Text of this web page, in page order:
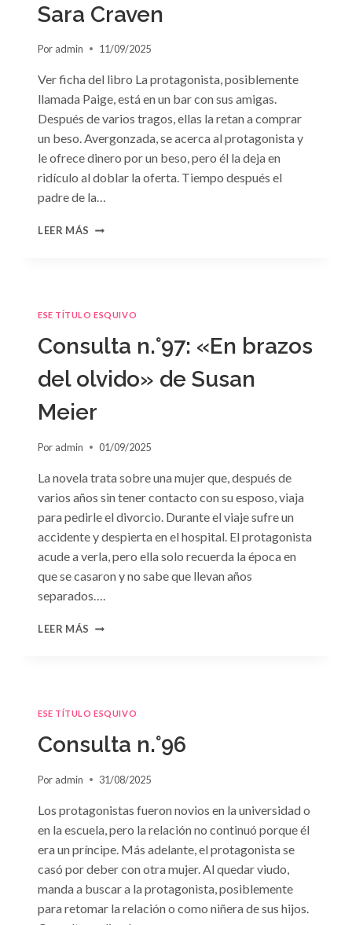
Sara Craven
Por admin 11/09/2025
Ver ficha del libro La protagonista, posiblemente
llamada Paige, está en un bar con sus amigas.
Después de varios tragos, ellas la retan a comprar
un beso. Avergonzada, se acerca al protagonista y
le ofrece dinero por un beso, pero él la deja en
ridículo al doblar la oferta. Tiempo después el
padre de la…
LEER MÁS CONSULTA
NEGOCIOS»
SARA
CRAVEN
ESE TÍTULO ESQUIVO
Consulta n.°97: «En brazos
del olvido» de Susan
Meier
Por admin 01/09/2025
La novela trata sobre una mujer que, después de
varios años sin tener contacto con su esposo, viaja
para pedirle el divorcio. Durante el viaje sufre un
accidente y despierta en el hospital. El protagonista
acude a verla, pero ella solo recuerda la época en
que se casaron y no sabe que llevan años
separados….
LEER MÁS CONSULTA
OLVIDO»
SUSAN
ESE TÍTULO ESQUIVO
Consulta n.°96
Por admin 31/08/2025
Los protagonistas fueron novios en la universidad o
en la escuela, pero la relación no continuó porque él
era un príncipe. Más adelante, el protagonista se
casó por deber con otra mujer. Al quedar viudo,
manda a buscar a la protagonista, posiblemente
para retomar la relación o como niñera de sus hijos.